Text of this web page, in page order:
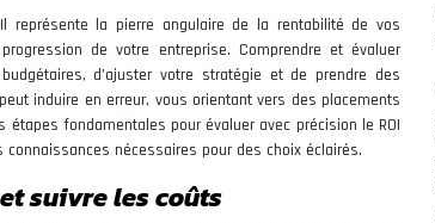
représente la pierre angulaire de la rentabilité de vos
de votre entreprise. Comprendre et évaluer
d’ajuster votre stratégie et de prendre des
induire en erreur, vous orientant vers des placements
fondamentales pour évaluer avec précision le ROI
nécessaires pour des choix éclairés.
suivre les coûts